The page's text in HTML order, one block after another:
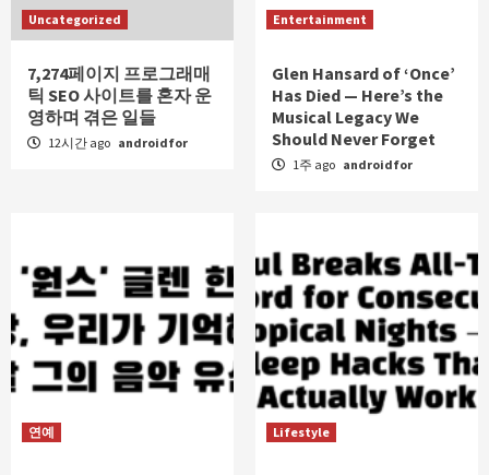
Uncategorized
7,274페이지 프로그래매
틱 SEO 사이트를 혼자 운
영하며 겪은 일들
12시간 ago androidfor
Entertainment
Glen Hansard of ‘Once’
Has Died — Here’s the
Musical Legacy We
Should Never Forget
1주 ago androidfor
연예 Lifestyle